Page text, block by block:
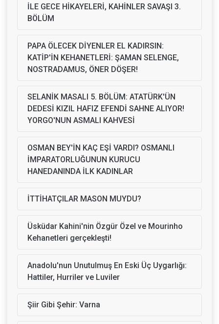
İLE GECE HİKAYELERİ, KAHİNLER SAVAŞI 3.
BÖLÜM
PAPA ÖLECEK DİYENLER EL KADIRSIN:
KATİP'İN KEHANETLERİ: ŞAMAN SELENGE,
NOSTRADAMUS, ÖNER DÖŞER!
SELANİK MASALI 5. BÖLÜM: ATATÜRK'ÜN
DEDESİ KIZIL HAFIZ EFENDİ SAHNE ALIYOR!
YORGO'NUN ASMALI KAHVESİ
OSMAN BEY'İN KAÇ EŞİ VARDI? OSMANLI
İMPARATORLUĞUNUN KURUCU
HANEDANINDA İLK KADINLAR
İTTİHATÇILAR MASON MUYDU?
Üsküdar Kahini'nin Özgür Özel ve Mourinho
Kehanetleri gerçekleşti!
Anadolu'nun Unutulmuş En Eski Üç Uygarlığı:
Hattiler, Hurriler ve Luviler
Şiir Gibi Şehir: Varna